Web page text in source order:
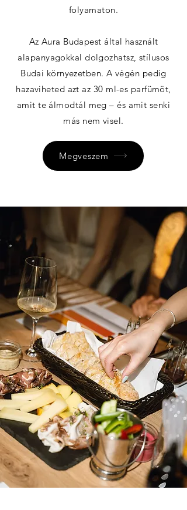
folyamaton.
Az Aura Budapest által használt
alapanyagokkal dolgozhatsz, stílusos
Budai környezetben. A végén pedig
hazaviheted azt az 30 ml-es parfümöt,
amit te álmodtál meg – és amit senki
más nem visel.
Megveszem